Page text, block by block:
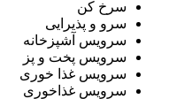
سرخ کن
سرو و پذیرایی
سرویس آشپزخانه
سرویس پخت و پز
سرویس غذا خوری
سرویس غذاخوری